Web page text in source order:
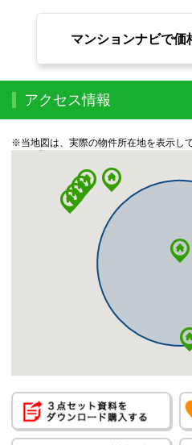
マンションナビで価
アクセス情報
※当地図は、実際の物件所在地を表示し